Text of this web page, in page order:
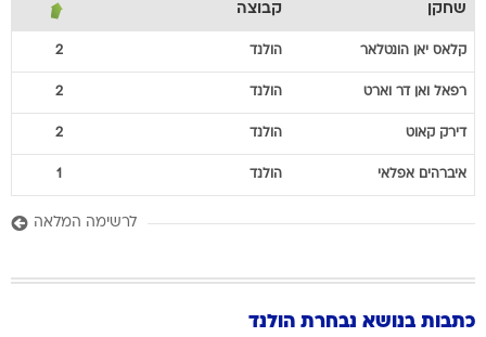
שחקן קבוצה
קלאס יאן הונטלאר הולנד 2
רפאל ואן דר וארט הולנד 2
דירק קאוט הולנד 2
איברהים אפלאי הולנד 1
לרשימה המלאה
כתבות בנושא נבחרת הולנד